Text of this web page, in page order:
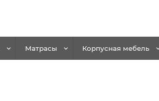
Матрасы Корпусная мебель